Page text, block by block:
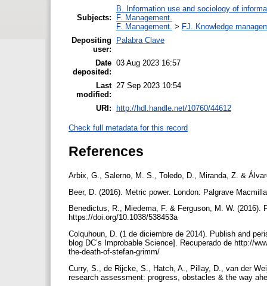
Subjects:
B. Information use and sociology of
F. Management.
F. Management. > FJ. Knowledge
Depositing
user:
Palabra Clave
Date
deposited:
03 Aug 2023 16:57
Last
modified:
27 Sep 2023 10:54
URI: http://hdl.handle.net/10760/44612
Check full metadata for this record
References
Arbix, G., Salerno, M. S., Toledo, D., Miranda, Z. &
Beer, D. (2016). Metric power. London: Palgrave
Benedictus, R., Miedema, F. & Ferguson, M. W. (2016).
https://doi.org/10.1038/538453a
Colquhoun, D. (1 de diciembre de 2014). Publish and
blog DC’s Improbable Science]. Recuperado de http://
the-death-of-stefan-grimm/
Curry, S., de Rijcke, S., Hatch, A., Pillay, D., van der
research assessment: progress, obstacles & the way